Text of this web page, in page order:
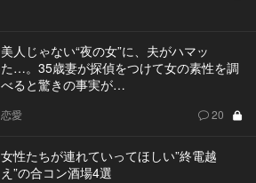
美人じゃない“夜の女”に、夫がハマッ
た…。35歳妻が探偵をつけて女の素性を調
べると驚きの事実が…
恋愛 20
女性たちが連れていってほしい”終電越
え”の合コン酒場4選